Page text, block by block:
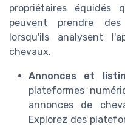
propriétaires
peuvent prendre
lorsqu'ils analysent
chevaux.
Annonces et
plateformes
annonces de
Explorez des